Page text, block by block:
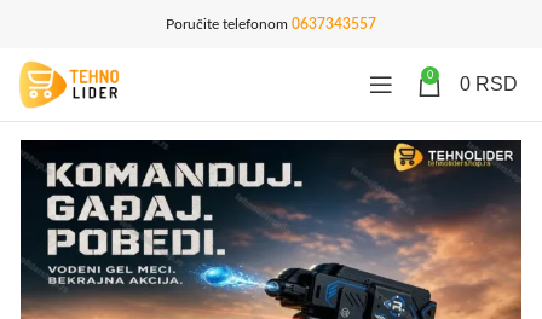
Poručite telefonom 0637343557
0 0 RSD